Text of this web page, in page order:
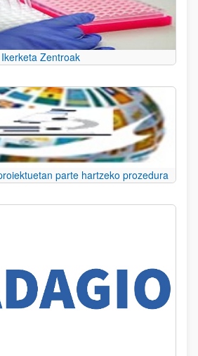
Ikerketa Zentroak
parte hartzeko prozedura